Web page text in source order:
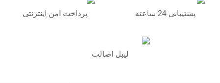
پرداخت امن اینترنتی پشتیبانی 24 ساعته
لیبل اصالت